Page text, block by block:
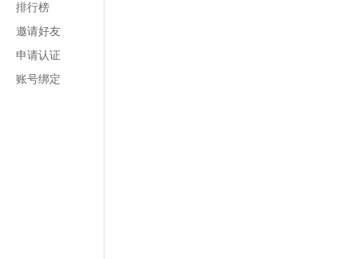
排行榜
邀请好友
申请认证
账号绑定